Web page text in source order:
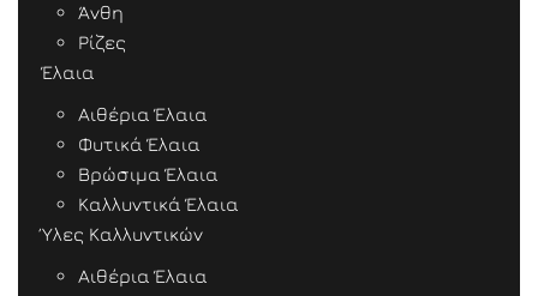
Άνθη
Ρίζες
Έλαια
Αιθέρια Έλαια
Φυτικά Έλαια
Βρώσιμα Έλαια
Καλλυντικά Έλαια
Ύλες Καλλυντικών
Αιθέρια Έλαια